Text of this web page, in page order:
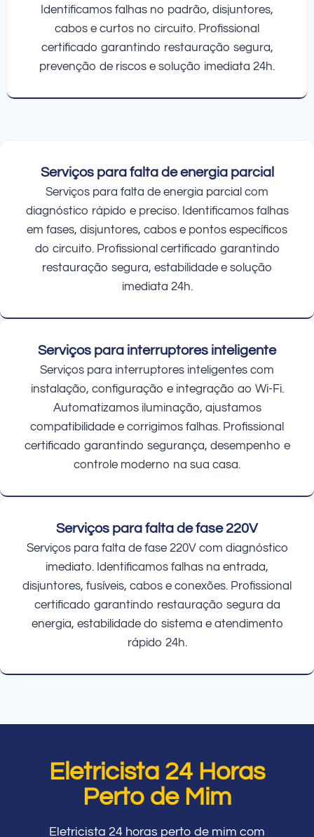
Identificamos falhas no padrão, disjuntores,
cabos e curtos no circuito. Profissional
certificado garantindo restauração segura,
prevenção de riscos e solução imediata 24h.
Serviços para falta de energia parcial
Serviços para falta de energia parcial com
diagnóstico rápido e preciso. Identificamos falhas
em fases, disjuntores, cabos e pontos específicos
do circuito. Profissional certificado garantindo
restauração segura, estabilidade e solução
imediata 24h.
Serviços para interruptores inteligente
Serviços para interruptores inteligentes com
instalação, configuração e integração ao Wi-Fi.
Automatizamos iluminação, ajustamos
compatibilidade e corrigimos falhas. Profissional
certificado garantindo segurança, desempenho e
controle moderno na sua casa.
Serviços para falta de fase 220V
Serviços para falta de fase 220V com diagnóstico
imediato. Identificamos falhas na entrada,
disjuntores, fusíveis, cabos e conexões. Profissional
certificado garantindo restauração segura da
energia, estabilidade do sistema e atendimento
rápido 24h.
Eletricista 24 Horas
Perto de Mim
Eletricista 24 horas perto de mim com